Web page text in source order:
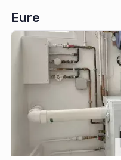
Eure